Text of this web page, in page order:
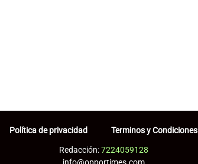
Política de privacidad Terminos y Condiciones
Redacción:7224059128